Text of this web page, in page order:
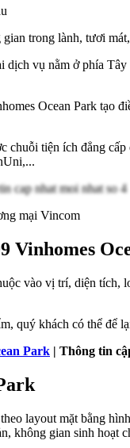
trong lành, tươi
vụ nằm ở phía
Ocean Park tạo
tiện ích đẳng
mại Vincom
Vinhomes
vào vị trí, diện
quý khách có thể để
Park | Thông tin
layout mặt bằng
không gian sinh hoạt